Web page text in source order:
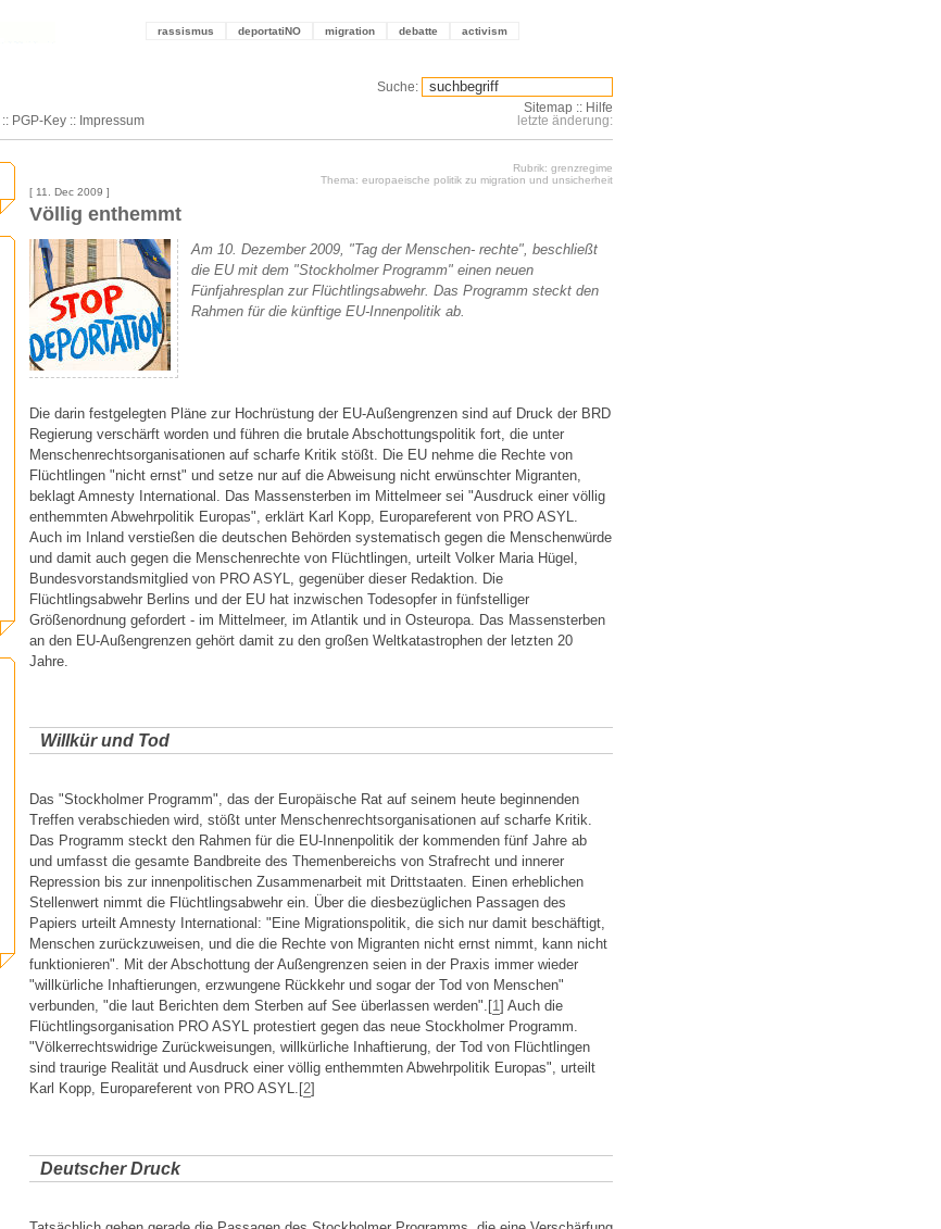
rassismus deportatiNO migration debatte activism
:: PGP-Key :: Impressum
Suche:
Sitemap :: Hilfe
letzte änderung:
Rubrik: grenzregime
Thema: europaeische politik zu migration und unsicherheit
[ 11. Dec 2009 ]
Völlig enthemmt
Am 10. Dezember 2009, "Tag der Menschen- rechte", beschließt
die EU mit dem "Stockholmer Programm" einen neuen
Fünfjahresplan zur Flüchtlingsabwehr. Das Programm steckt den
Rahmen für die künftige EU-Innenpolitik ab.
Die darin festgelegten Pläne zur Hochrüstung der EU-Außengrenzen sind auf Druck der BRD
Regierung verschärft worden und führen die brutale Abschottungspolitik fort, die unter
Menschenrechtsorganisationen auf scharfe Kritik stößt. Die EU nehme die Rechte von
Flüchtlingen "nicht ernst" und setze nur auf die Abweisung nicht erwünschter Migranten,
beklagt Amnesty International. Das Massensterben im Mittelmeer sei "Ausdruck einer völlig
enthemmten Abwehrpolitik Europas", erklärt Karl Kopp, Europareferent von PRO ASYL.
Auch im Inland verstießen die deutschen Behörden systematisch gegen die Menschenwürde
und damit auch gegen die Menschenrechte von Flüchtlingen, urteilt Volker Maria Hügel,
Bundesvorstandsmitglied von PRO ASYL, gegenüber dieser Redaktion. Die
Flüchtlingsabwehr Berlins und der EU hat inzwischen Todesopfer in fünfstelliger
Größenordnung gefordert - im Mittelmeer, im Atlantik und in Osteuropa. Das Massensterben
an den EU-Außengrenzen gehört damit zu den großen Weltkatastrophen der letzten 20
Jahre.
Willkür und Tod
Das "Stockholmer Programm", das der Europäische Rat auf seinem heute beginnenden
Treffen verabschieden wird, stößt unter Menschenrechtsorganisationen auf scharfe Kritik.
Das Programm steckt den Rahmen für die EU-Innenpolitik der kommenden fünf Jahre ab
und umfasst die gesamte Bandbreite des Themenbereichs von Strafrecht und innerer
Repression bis zur innenpolitischen Zusammenarbeit mit Drittstaaten. Einen erheblichen
Stellenwert nimmt die Flüchtlingsabwehr ein. Über die diesbezüglichen Passagen des
Papiers urteilt Amnesty International: "Eine Migrationspolitik, die sich nur damit beschäftigt,
Menschen zurückzuweisen, und die die Rechte von Migranten nicht ernst nimmt, kann nicht
funktionieren". Mit der Abschottung der Außengrenzen seien in der Praxis immer wieder
"willkürliche Inhaftierungen, erzwungene Rückkehr und sogar der Tod von Menschen"
verbunden, "die laut Berichten dem Sterben auf See überlassen werden".[1] Auch die
Flüchtlingsorganisation PRO ASYL protestiert gegen das neue Stockholmer Programm.
"Völkerrechtswidrige Zurückweisungen, willkürliche Inhaftierung, der Tod von Flüchtlingen
sind traurige Realität und Ausdruck einer völlig enthemmten Abwehrpolitik Europas", urteilt
Karl Kopp, Europareferent von PRO ASYL.[2]
Deutscher Druck